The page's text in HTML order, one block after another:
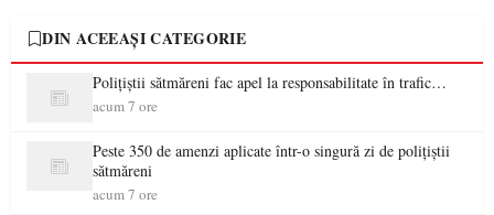
DIN ACEEAȘI CATEGORIE
Polițiștii sătmăreni fac apel la responsabilitate în trafic…
acum 7 ore
Peste 350 de amenzi aplicate într-o singură zi de polițiștii
sătmăreni
acum 7 ore